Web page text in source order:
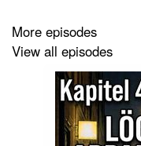
Ps. Alla mina
ligger under
intervjuer lägger
Youtube under min
More episodes
View all episodes